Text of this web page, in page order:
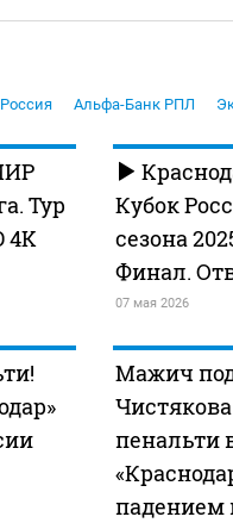
Россия Альфа-Банк РПЛ
Тур
4K
Кубок
сезона
Финал.
07 мая 2026
Мажич
пенальти
падением